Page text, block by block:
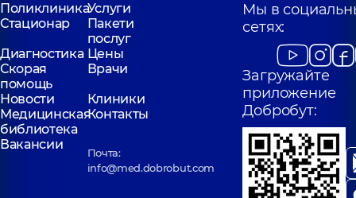
ПоликлиникаУслуги
Стационар
Пакети
послуг
Диагностика Цены
Скорая
помощь
Врачи
Новости
Клиники
Медицинская
библиотека
Контакты
Вакансии
Почта:
info@med.dobrobut.com
Мы в
сетях:
Загружайте
приложение
Добробут: